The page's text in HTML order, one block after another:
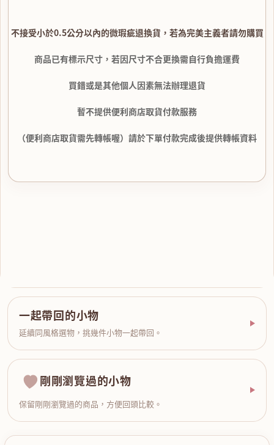
不接受小於0.5公分以內的微瑕疵退換貨，若為完美主義者請勿購買
商品已有標示尺寸，若因尺寸不合更換需自行負擔運費
買錯或是其他個人因素無法辦理退貨
暫不提供便利商店取貨付款服務
（便利商店取貨需先轉帳喔）請於下單付款完成後提供轉帳資料
一起帶回的小物
延續同風格選物，挑幾件小物一起帶回。
剛剛瀏覽過的小物
保留剛剛瀏覽過的商品，方便回頭比較。